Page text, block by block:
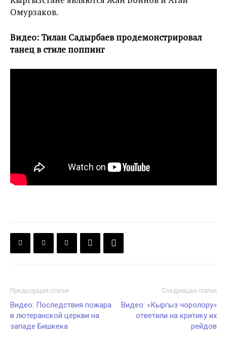
Омурзаков.
Видео: Тилан Садырбаев продемонстрировал
танец в стиле поппинг
Предыдущая статья
Видео: Последствия пожара
в лютеранской церкви на
западе Бишкека
Следующая статья
Видео: «Кыргыз чоролору»
ответили на критику их
рейдов